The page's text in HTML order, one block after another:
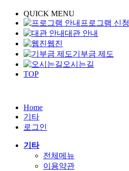
QUICK MENU
프로그램 신청
대관 안내
웹진
기부금 제도
오시는길
TOP
Home
기타
로그인
기타
전체메뉴
이용약관